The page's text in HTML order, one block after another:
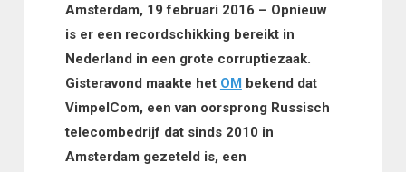
Amsterdam, 19 februari 2016 – Opnieuw
is er een recordschikking bereikt in
Nederland in een grote corruptiezaak.
Gisteravond maakte het OM bekend dat
VimpelCom, een van oorsprong Russisch
telecombedrijf dat sinds 2010 in
Amsterdam gezeteld is, een